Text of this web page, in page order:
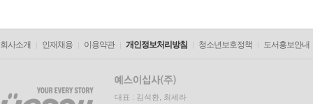
회사소개 인재채용 이용약관 개인정보처리방침 청소년보호정책 도서홍보안내
대표 : 김석환, 최세라